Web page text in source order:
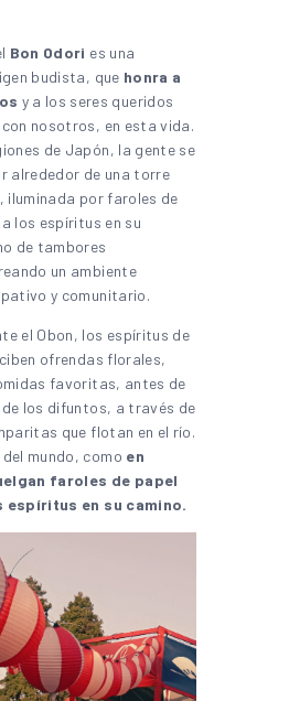
Bon Odori es una
budista, que honra a
y a los seres queridos
nosotros, en esta vida.
de Japón, la gente se
alrededor de una torre
, iluminada por faroles de
los espíritus en su
de tambores
un ambiente
y comunitario.
el Obon, los espíritus de
ofrendas florales,
favoritas, antes de
los difuntos, a través de
que flotan en el río.
mundo, como en
faroles de papel
espíritus en su camino.